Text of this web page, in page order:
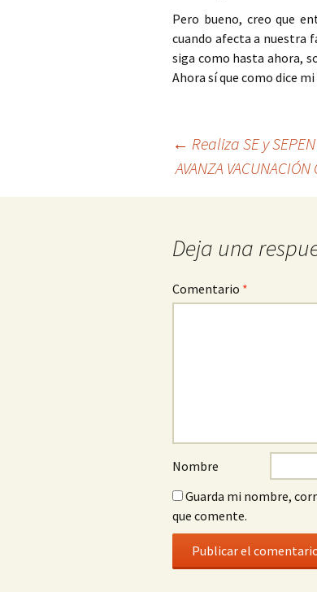
Pero bueno, creo que
cuando afecta a nuestra
siga como hasta ahora,
Ahora sí que como dice
← Realiza SE y
AVANZA
Deja una
Comentario *
Nombre
Guarda mi nombre,
que comente.